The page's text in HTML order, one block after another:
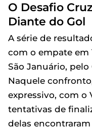
O Desafio
Diante do Gol
A série de
com o empate em
São Januário,
Naquele
expressivo, com o
tentativas de
delas